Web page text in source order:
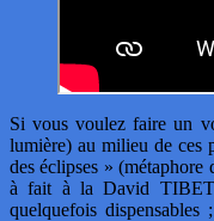
Si vous voulez faire un
lumière) au milieu de ces
des éclipses » (métaphore
à fait à la David
quelquefois